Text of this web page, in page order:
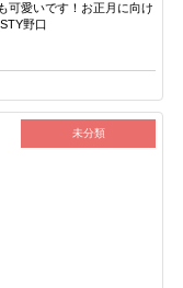
可愛いです！お正月に向け
野口
未分類